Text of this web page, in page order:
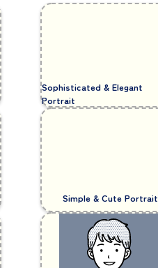
Sophisticated & Elegant
Portrait
Simple & Cute Portrait